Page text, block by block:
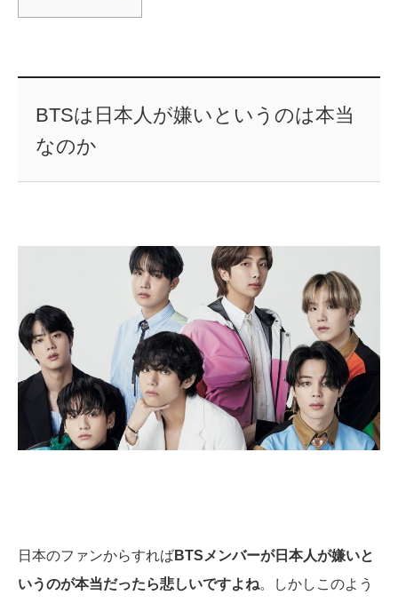
BTSは日本人が嫌いというのは本当
なのか
日本のファンからすればBTSメンバーが日本人が嫌いと
いうのが本当だったら悲しいですよね。しかしこのよう